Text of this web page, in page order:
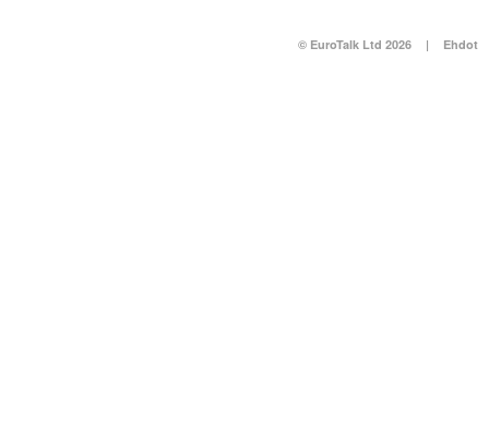
© EuroTalk Ltd 2026 | Ehdot